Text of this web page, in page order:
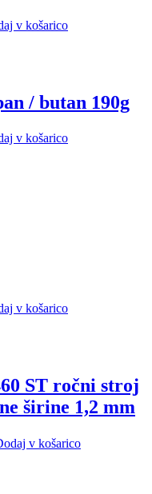
v košarico
/ butan 190g
v košarico
v košarico
ST ročni stroj
širine 1,2 mm
v košarico